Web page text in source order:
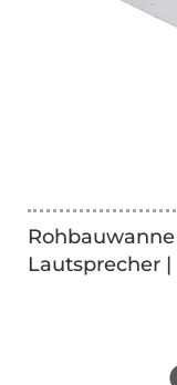
Lautsprecher